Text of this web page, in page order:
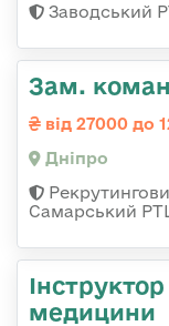
Заводський
Зам.
від 27000 до
Дніпро
Самарський
медицини